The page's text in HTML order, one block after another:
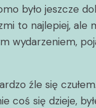
było jeszcze
to najlepiej,
źle się
coś się dzieje,